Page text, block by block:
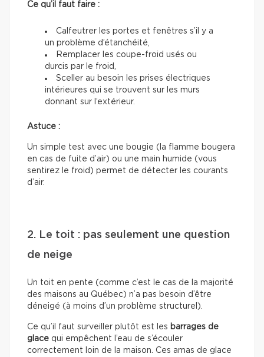
Ce qu’il faut faire :
Calfeutrer les portes et fenêtres s’il y a
un problème d’étanchéité,
Remplacer les coupe-froid usés ou
durcis par le froid,
Sceller au besoin les prises électriques
intérieures qui se trouvent sur les murs
donnant sur l’extérieur.
Astuce :
Un simple test avec une bougie (la flamme bougera
en cas de fuite d’air) ou une main humide (vous
sentirez le froid) permet de détecter les courants
d’air.
2. Le toit : pas seulement une question
de neige
Un toit en pente (comme c’est le cas de la majorité
des maisons au Québec) n’a pas besoin d’être
déneigé (à moins d’un problème structurel).
Ce qu’il faut surveiller plutôt est les barrages de
glace qui empêchent l’eau de s’écouler
correctement loin de la maison. Ces amas de glace